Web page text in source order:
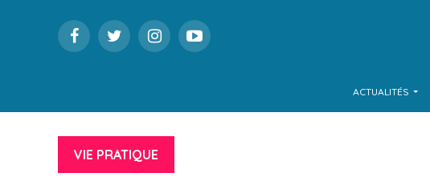
ACTUALITÉS
VIE PRATIQUE